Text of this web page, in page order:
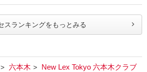
スランキングをもっとみる
六本木 New Lex Tokyo 六本木クラブ